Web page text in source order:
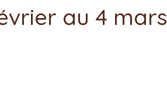
au 4 mars